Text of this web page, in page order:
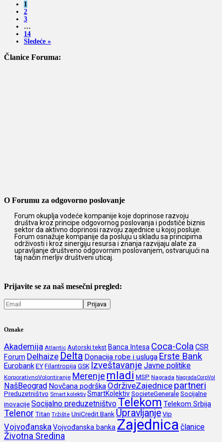
1
2
3
…
14
Sledeće »
Članice Foruma:
O Forumu za odgovorno poslovanje
Forum okuplja vodeće kompanije koje doprinose razvoju
društva kroz principe odgovornog poslovanja i podstiče biznis
sektor da aktivno doprinosi razvoju zajednice u kojoj posluje.
Forum osnažuje kompanije da posluju u skladu sa principima
održivosti i kroz sinergiju resursa i znanja razvijaju alate za
upravljanje društveno odgovornim poslovanjem, ostvarujući na
taj način merljiv društveni uticaj.
Prijavite se za naš mesečni pregled:
Oznake
Akademija Atlantic Autorski tekst Banca Intesa Coca-Cola CSR
Forum Delhaize Delta Donacija robe i usluga Erste Bank
EurobankEY Filantropija GSK Izveštavanje Javne politike
KorporativnoVolontiranje Merenje mladi MSP Nagrada NagradaCorpVol
NašBeograd Novčana podrška OdrživeZajednice partneri
Preduzetništvo Smart kolektiv SmartKolektivSocieteGeneraleSocijalne
inovacijeSocijalno preduzetništvoTelekom Telekom Srbija
TelenorTitan Tržište UniCredit Bank Upravljanje Vip
VojvođanskaVojvođanska banka Zajednica članice
Životna Sredina